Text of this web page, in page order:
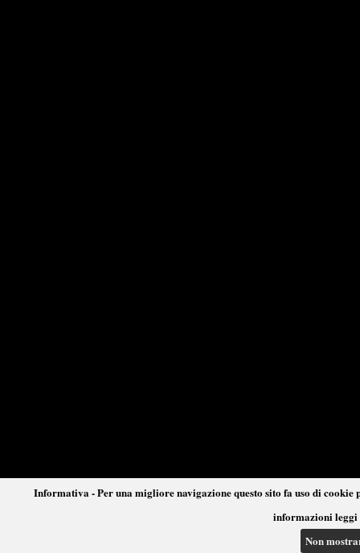
Informativa - Per una migliore navigazione questo sito fa uso di
informazioni leggi
Non